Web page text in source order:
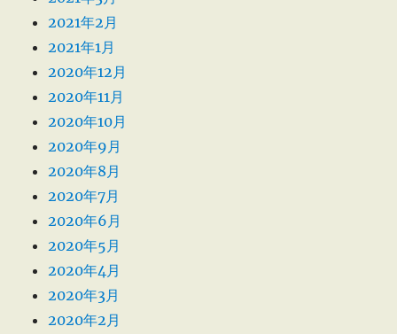
2021年2月
2021年1月
2020年12月
2020年11月
2020年10月
2020年9月
2020年8月
2020年7月
2020年6月
2020年5月
2020年4月
2020年3月
2020年2月